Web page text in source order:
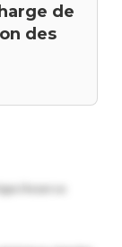
de
des
Reserva